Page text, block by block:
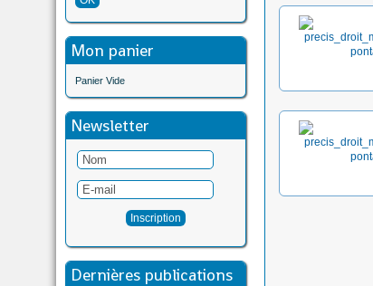
Mon panier
Panier Vide
Newsletter
Dernières publications